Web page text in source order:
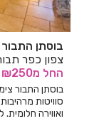
חדרים לפי
חדרים לפי
חדרים לפי
חדרים לפי
בוסתן התבור
צפון כפר
החל מ₪250
בוסתן התבור
סוויטות
ואווירה